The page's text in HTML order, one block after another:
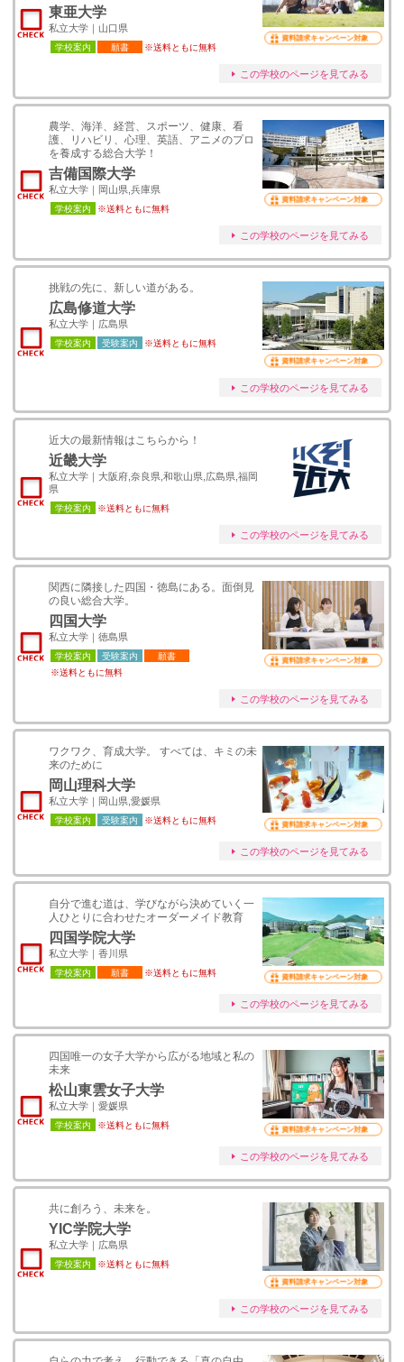
東亜大学
私立大学｜山口県
学校案内 願書 ※送料ともに無料
資料請求キャンペーン対象
この学校のページを見てみる
農学、海洋、経営、スポーツ、健康、看
護、リハビリ、心理、英語、アニメのプロ
を養成する総合大学！
吉備国際大学
私立大学｜岡山県,兵庫県
学校案内 ※送料ともに無料
資料請求キャンペーン対象
この学校のページを見てみる
挑戦の先に、新しい道がある。
広島修道大学
私立大学｜広島県
学校案内 受験案内 ※送料ともに無料
資料請求キャンペーン対象
この学校のページを見てみる
近大の最新情報はこちらから！
近畿大学
私立大学｜大阪府,奈良県,和歌山県,広島県,福岡
県
学校案内 ※送料ともに無料
この学校のページを見てみる
関西に隣接した四国・徳島にある。面倒見
の良い総合大学。
四国大学
私立大学｜徳島県
学校案内 受験案内
願書
※送料ともに無料
資料請求キャンペーン対象
この学校のページを見てみる
ワクワク、育成大学。 すべては、キミの未
来のために
岡山理科大学
私立大学｜岡山県,愛媛県
学校案内 受験案内 ※送料ともに無料 資料請求キャンペーン対象
この学校のページを見てみる
自分で進む道は、学びながら決めていく一
人ひとりに合わせたオーダーメイド教育
四国学院大学
私立大学｜香川県
学校案内 願書 ※送料ともに無料 資料請求キャンペーン対象
この学校のページを見てみる
四国唯一の女子大学から広がる地域と私の
未来
松山東雲女子大学
私立大学｜愛媛県
学校案内 ※送料ともに無料 資料請求キャンペーン対象
この学校のページを見てみる
共に創ろう、未来を。
YIC学院大学
私立大学｜広島県
学校案内 ※送料ともに無料
資料請求キャンペーン対象
この学校のページを見てみる